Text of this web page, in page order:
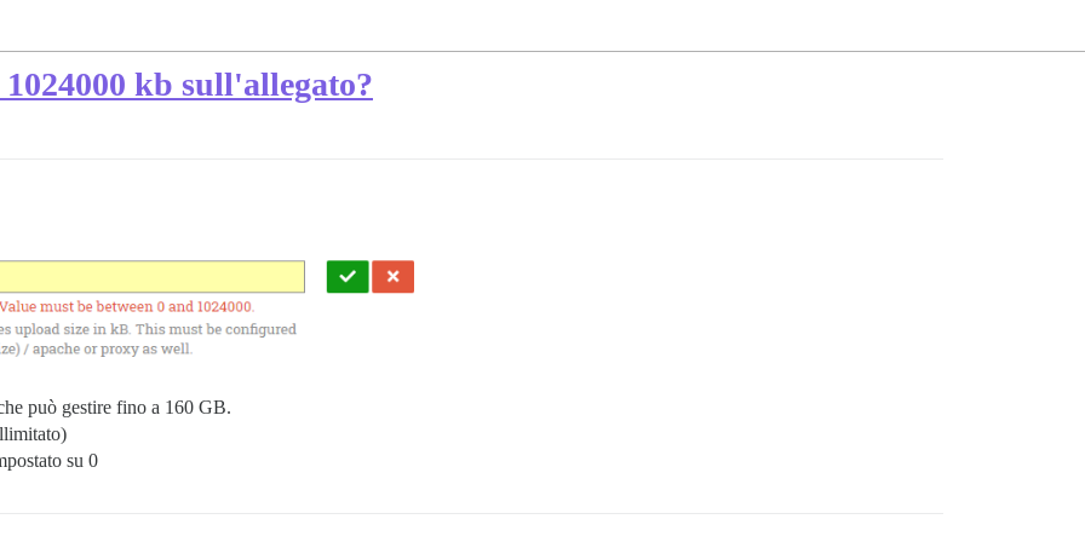
kb sull'allegato?
può gestire fino a 160 GB.
su 0